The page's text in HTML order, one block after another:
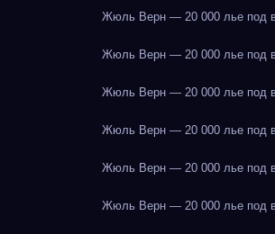
Жюль Верн — 20 000 лье под
Жюль Верн — 20 000 лье под
Жюль Верн — 20 000 лье под
Жюль Верн — 20 000 лье под
Жюль Верн — 20 000 лье под
Жюль Верн — 20 000 лье под